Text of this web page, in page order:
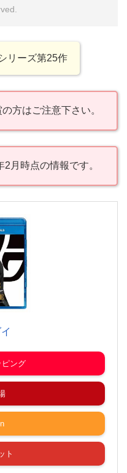
リーズ第25作
方はご注意下さい。
月時点の情報です。
ピング
ト